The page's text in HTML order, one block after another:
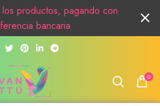
0
productos, pagando con
bancaria